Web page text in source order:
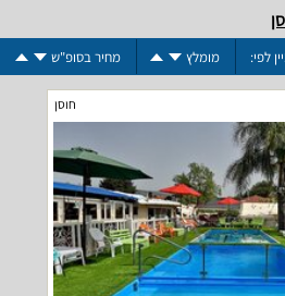
לפי: מומלץ מחיר בסופ"ש
חוסן